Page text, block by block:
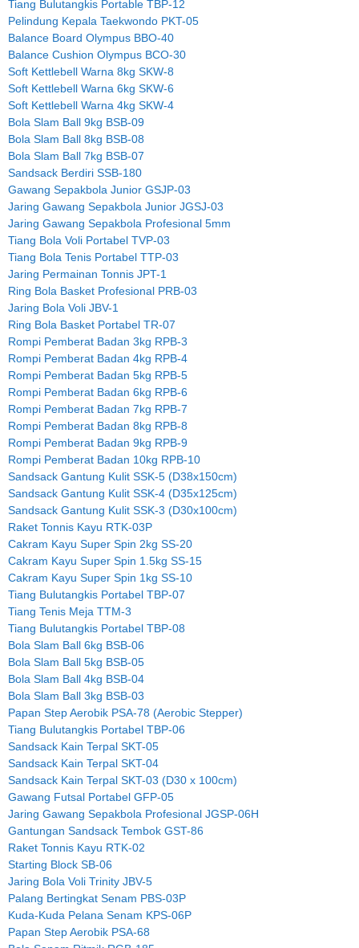
Tiang Bulutangkis Portable TBP-12
Pelindung Kepala Taekwondo PKT-05
Balance Board Olympus BBO-40
Balance Cushion Olympus BCO-30
Soft Kettlebell Warna 8kg SKW-8
Soft Kettlebell Warna 6kg SKW-6
Soft Kettlebell Warna 4kg SKW-4
Bola Slam Ball 9kg BSB-09
Bola Slam Ball 8kg BSB-08
Bola Slam Ball 7kg BSB-07
Sandsack Berdiri SSB-180
Gawang Sepakbola Junior GSJP-03
Jaring Gawang Sepakbola Junior JGSJ-03
Jaring Gawang Sepakbola Profesional 5mm
Tiang Bola Voli Portabel TVP-03
Tiang Bola Tenis Portabel TTP-03
Jaring Permainan Tonnis JPT-1
Ring Bola Basket Profesional PRB-03
Jaring Bola Voli JBV-1
Ring Bola Basket Portabel TR-07
Rompi Pemberat Badan 3kg RPB-3
Rompi Pemberat Badan 4kg RPB-4
Rompi Pemberat Badan 5kg RPB-5
Rompi Pemberat Badan 6kg RPB-6
Rompi Pemberat Badan 7kg RPB-7
Rompi Pemberat Badan 8kg RPB-8
Rompi Pemberat Badan 9kg RPB-9
Rompi Pemberat Badan 10kg RPB-10
Sandsack Gantung Kulit SSK-5 (D38x150cm)
Sandsack Gantung Kulit SSK-4 (D35x125cm)
Sandsack Gantung Kulit SSK-3 (D30x100cm)
Raket Tonnis Kayu RTK-03P
Cakram Kayu Super Spin 2kg SS-20
Cakram Kayu Super Spin 1.5kg SS-15
Cakram Kayu Super Spin 1kg SS-10
Tiang Bulutangkis Portabel TBP-07
Tiang Tenis Meja TTM-3
Tiang Bulutangkis Portabel TBP-08
Bola Slam Ball 6kg BSB-06
Bola Slam Ball 5kg BSB-05
Bola Slam Ball 4kg BSB-04
Bola Slam Ball 3kg BSB-03
Papan Step Aerobik PSA-78 (Aerobic Stepper)
Tiang Bulutangkis Portabel TBP-06
Sandsack Kain Terpal SKT-05
Sandsack Kain Terpal SKT-04
Sandsack Kain Terpal SKT-03 (D30 x 100cm)
Gawang Futsal Portabel GFP-05
Jaring Gawang Sepakbola Profesional JGSP-06H
Gantungan Sandsack Tembok GST-86
Raket Tonnis Kayu RTK-02
Starting Block SB-06
Jaring Bola Voli Trinity JBV-5
Palang Bertingkat Senam PBS-03P
Kuda-Kuda Pelana Senam KPS-06P
Papan Step Aerobik PSA-68